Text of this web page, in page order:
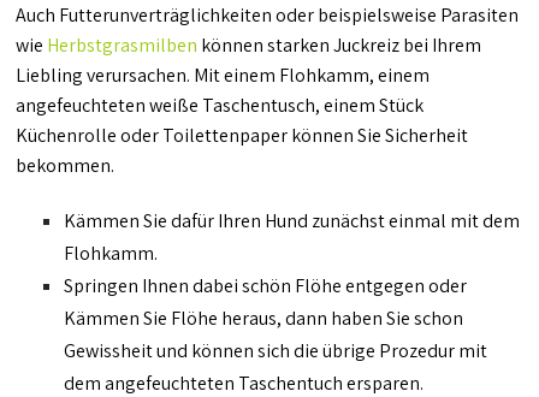
Auch Futterunverträglichkeiten oder beispielsweise Parasiten
wie Herbstgrasmilben können starken Juckreiz bei Ihrem
Liebling verursachen. Mit einem Flohkamm, einem
angefeuchteten weiße Taschentusch, einem Stück
Küchenrolle oder Toilettenpaper können Sie Sicherheit
bekommen.
Kämmen Sie dafür Ihren Hund zunächst einmal mit dem
Flohkamm.
Springen Ihnen dabei schön Flöhe entgegen oder
Kämmen Sie Flöhe heraus, dann haben Sie schon
Gewissheit und können sich die übrige Prozedur mit
dem angefeuchteten Taschentuch ersparen.